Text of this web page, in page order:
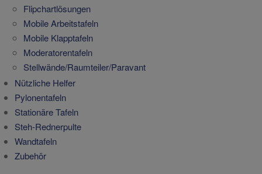
Flipchartlösungen
Mobile Arbeitstafeln
Mobile Klapptafeln
Moderatorentafeln
Stellwände/Raumteiler/Paravant
Nützliche Helfer
Pylonentafeln
Stationäre Tafeln
Steh-Rednerpulte
Wandtafeln
Zubehör